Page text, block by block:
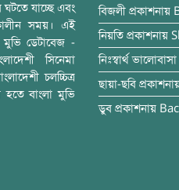
ঘটতে যাচ্ছে এবং
সময়। এই
মুভি ডেটাবেজ -
সিনেমা
চলচ্চিত্র
হতে বাংলা মুভি
বিজলী প্রকাশনায়
নিয়তি প্রকাশনায়
নিঃস্বার্থ ভালোবাসা
ছায়া-ছবি
ডুব প্রকাশনায়